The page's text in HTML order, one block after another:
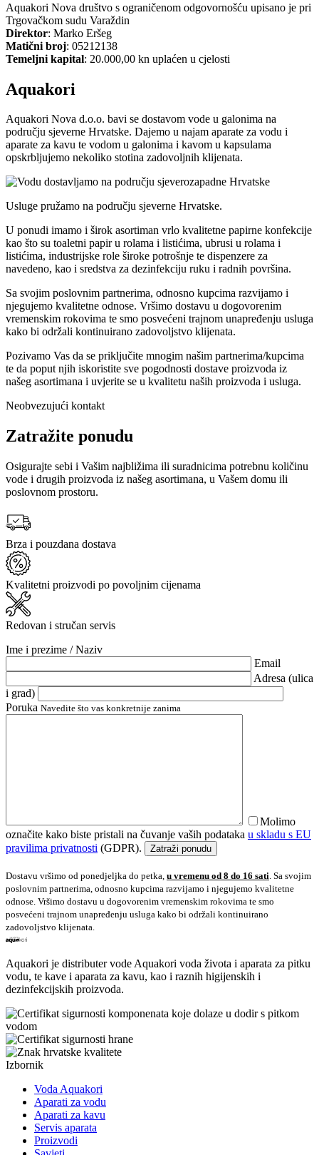
Aquakori Nova društvo s ograničenom odgovornošću upisano je pri
Trgovačkom sudu Varaždin
Direktor: Marko Eršeg
Matični broj: 05212138
Temeljni kapital: 20.000,00 kn uplaćen u cjelosti
Aquakori
Aquakori Nova d.o.o. bavi se dostavom vode u galonima na
području sjeverne Hrvatske. Dajemo u najam aparate za vodu i
aparate za kavu te vodom u galonima i kavom u kapsulama
opskrbljujemo nekoliko stotina zadovoljnih klijenata.
Usluge pružamo na području sjeverne Hrvatske.
U ponudi imamo i širok asortiman vrlo kvalitetne papirne konfekcije
kao što su toaletni papir u rolama i listićima, ubrusi u rolama i
listićima, industrijske role široke potrošnje te dispenzere za
navedeno, kao i sredstva za dezinfekciju ruku i radnih površina.
Sa svojim poslovnim partnerima, odnosno kupcima razvijamo i
njegujemo kvalitetne odnose. Vršimo dostavu u dogovorenim
vremenskim rokovima te smo posvećeni trajnom unapređenju usluga
kako bi održali kontinuirano zadovoljstvo klijenata.
Pozivamo Vas da se priključite mnogim našim partnerima/kupcima
te da poput njih iskoristite sve pogodnosti dostave proizvoda iz
našeg asortimana i uvjerite se u kvalitetu naših proizvoda i usluga.
Neobvezujući kontakt
Zatražite ponudu
Osigurajte sebi i Vašim najbližima ili suradnicima potrebnu količinu
vode i drugih proizvoda iz našeg asortimana, u Vašem domu ili
poslovnom prostoru.
Brza i pouzdana dostava
Kvalitetni proizvodi po povoljnim cijenama
Redovan i stručan servis
Ime i prezime / Naziv
Email
Adresa (ulica
i grad)
Poruka Navedite što vas konkretnije zanima
Molimo
označite kako biste pristali na čuvanje vaših podataka u skladu s EU
pravilima privatnosti (GDPR). Zatraži ponudu
Dostavu vršimo od ponedjeljka do petka, u vremenu od 8 do 16 sati. Sa svojim
poslovnim partnerima, odnosno kupcima razvijamo i njegujemo kvalitetne
odnose. Vršimo dostavu u dogovorenim vremenskim rokovima te smo
posvećeni trajnom unapređenju usluga kako bi održali kontinuirano
zadovoljstvo klijenata.
Aquakori je distributer vode Aquakori voda života i aparata za pitku
vodu, te kave i aparata za kavu, kao i raznih higijenskih i
dezinfekcijskih proizvoda.
Izbornik
Voda Aquakori
Aparati za vodu
Aparati za kavu
Servis aparata
Proizvodi